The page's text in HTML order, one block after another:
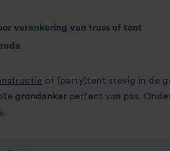
verankering van truss of tent
of (party)tent stevig in de
grondanker perfect van pas.
.